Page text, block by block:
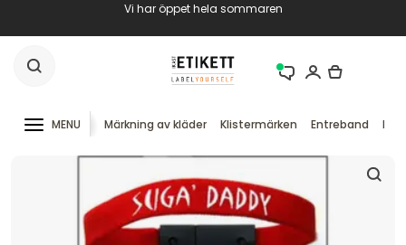
Vi har öppet hela sommaren
MENU Märkning av kläder Klistermärken Entreband RFID